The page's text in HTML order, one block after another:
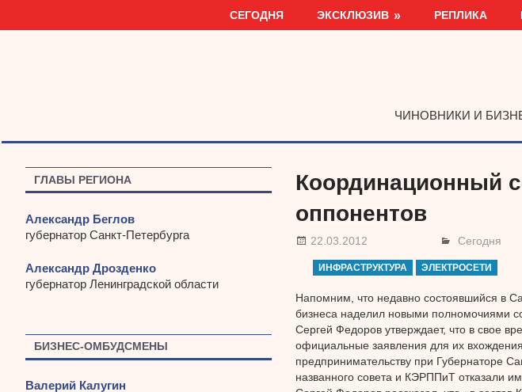
СЕГОДНЯ ЭКСКЛЮЗИВ РЕПЛИКА
ЧИНОВНИКИ И
Координационный
оппонентов
22.03.2012 Сегодня
ИНФРАСТРУКТУРА ЭЛЕКТРОСЕТИ
Напомним, что недавно состоявшийся в
бизнеса наделил новыми полномочиями
Сергей Федоров утверждает, что в свое
официальные заявления для их
предпринимательству при Губернаторе
названного совета и КЭРППиТ отказали им
ГЛАВЫ РЕГИОНА
Александр Беглов
губернатор Санкт-Петербурга
Александр Дрозденко
губернатор Ленинградской области
БИЗНЕС-ОМБУДСМЕНЫ
Валерий Калугин